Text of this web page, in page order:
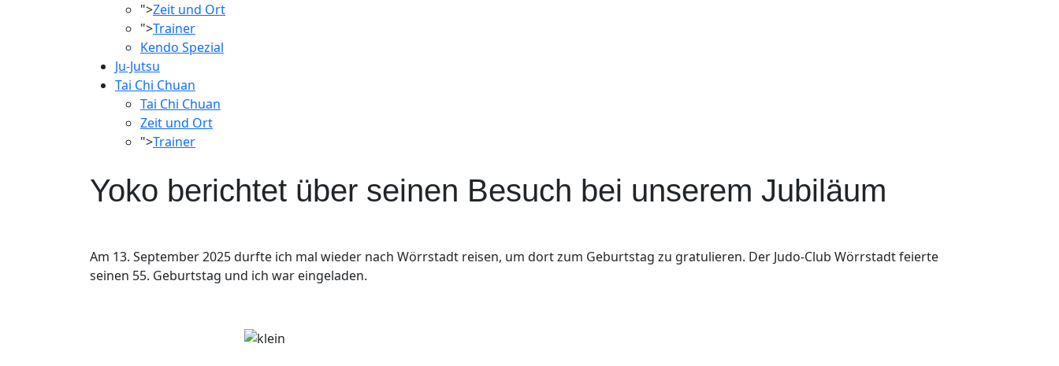
">Zeit und Ort
">Trainer
Kendo Spezial
Ju-Jutsu
Tai Chi Chuan
Tai Chi Chuan
Zeit und Ort
">Trainer
Yoko berichtet über seinen Besuch bei unserem Jubiläum
Am 13. September 2025 durfte ich mal wieder nach Wörrstadt reisen, um dort zum Geburtstag zu gratulieren. Der Judo-Club Wörrstadt feierte
seinen 55. Geburtstag und ich war eingeladen.